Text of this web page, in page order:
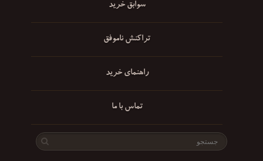
سوابق خرید
تراکنش ناموفق
راهنمای خرید
تماس با ما